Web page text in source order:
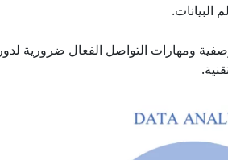
البيانات.
ومهارات التواصل الفعال ضرورية لدور